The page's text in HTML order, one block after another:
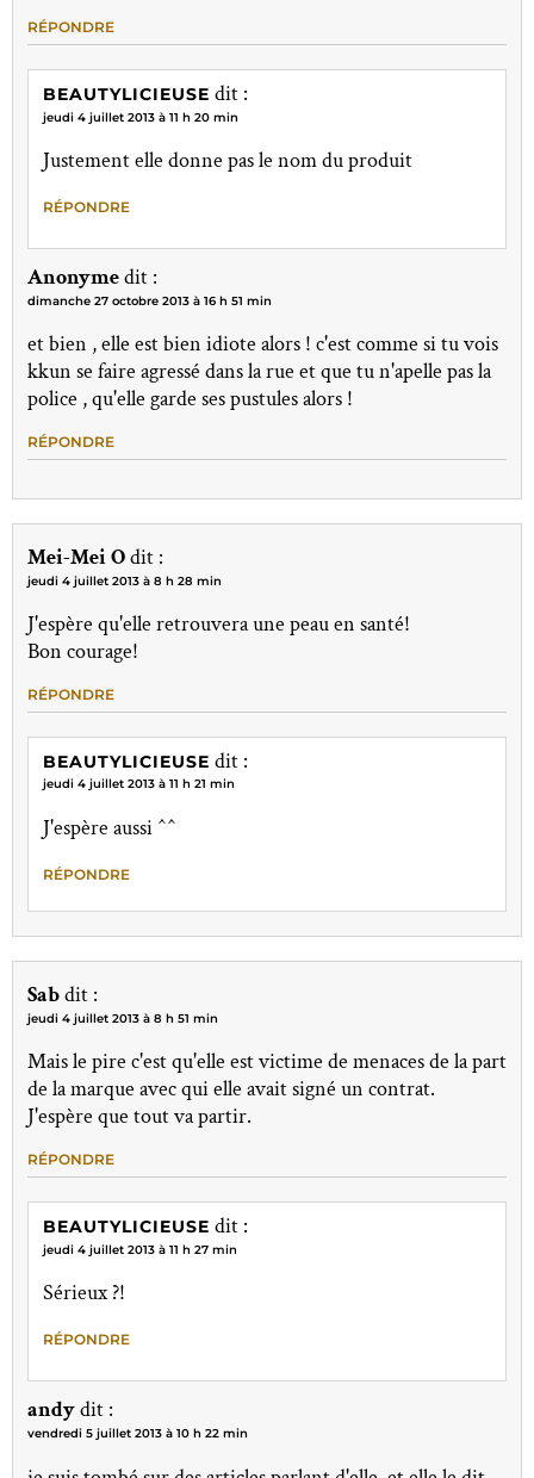
RÉPONDRE
BEAUTYLICIEUSE dit :
jeudi 4 juillet 2013 à 11 h 20 min
Justement elle donne pas le nom du produit
RÉPONDRE
Anonymedit :
dimanche 27 octobre 2013 à 16 h 51 min
et bien , elle est bien idiote alors ! c'est comme si tu vois
kkun se faire agressé dans la rue et que tu n'apelle pas la
police , qu'elle garde ses pustules alors !
RÉPONDRE
Mei-Mei Odit :
jeudi 4 juillet 2013 à 8 h 28 min
J'espère qu'elle retrouvera une peau en santé!
Bon courage!
RÉPONDRE
BEAUTYLICIEUSE dit :
jeudi 4 juillet 2013 à 11 h 21 min
J'espère aussi ^^
RÉPONDRE
Sabdit :
jeudi 4 juillet 2013 à 8 h 51 min
Mais le pire c'est qu'elle est victime de menaces de la part
de la marque avec qui elle avait signé un contrat.
J'espère que tout va partir.
RÉPONDRE
BEAUTYLICIEUSE dit :
jeudi 4 juillet 2013 à 11 h 27 min
Sérieux ?!
RÉPONDRE
andydit :
vendredi 5 juillet 2013 à 10 h 22 min